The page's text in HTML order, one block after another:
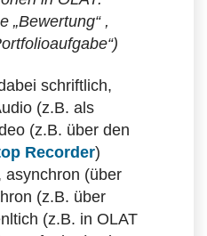
„Bewertung“ ,
schriftlich,
(z.B. als
(z.B. über den
Recorder)
asynchron (über
(z.B. über
(z.B. in OLAT